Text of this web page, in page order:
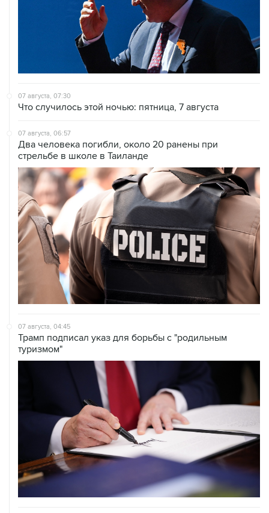
07 августа, 07:30
Что случилось этой ночью: пятница, 7 августа
07 августа, 06:57
Два человека погибли, около 20 ранены при
стрельбе в школе в Таиланде
07 августа, 04:45
Трамп подписал указ для борьбы с "родильным
туризмом"